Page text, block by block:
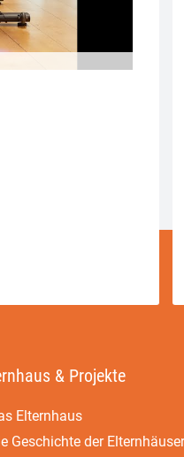
& Projekte
Elternhaus
Geschichte der Elternhäuser